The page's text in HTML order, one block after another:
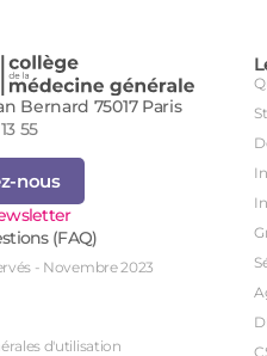
Bernard 75017 Paris
55
nous
(FAQ)
- Novembre 2023
d'utilisation